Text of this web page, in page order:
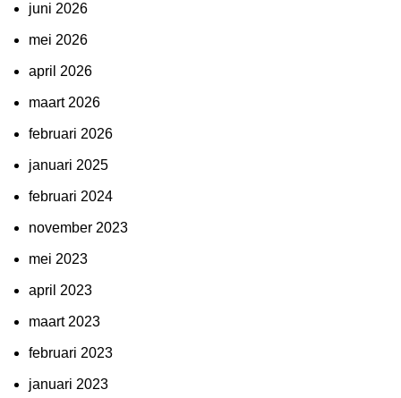
juni 2026
mei 2026
april 2026
maart 2026
februari 2026
januari 2025
februari 2024
november 2023
mei 2023
april 2023
maart 2023
februari 2023
januari 2023